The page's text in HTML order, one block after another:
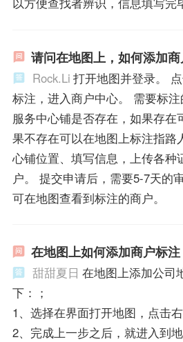
请问在地图上，如何添加
Rock.Li 打开地图并登录。
标注，进入商户中心。 需要标注
服务中心铺是否存在，如果存在
果不存在可以在地图上标注指路
心铺位置、填写信息，上传各种
户。 提交申请后，需要5-7天的
可在地图查看到标注的商户。
在地图上如何添加商户标注
甜甜夏日 在地图上添加公司
下：；
1、选择在界面打开地图，点击
2、完成上一步之后，就进入到